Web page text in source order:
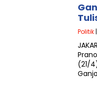
Politik
(21/